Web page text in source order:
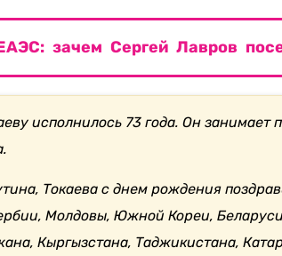
зачем Сергей Лавров
исполнилось 73 года. Он занимает
Токаева с днем рождения
Молдовы, Южной Кореи,
Кыргызстана, Таджикистана,